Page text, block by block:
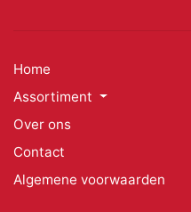
Home
Assortiment
Over ons
Contact
Algemene voorwaarden